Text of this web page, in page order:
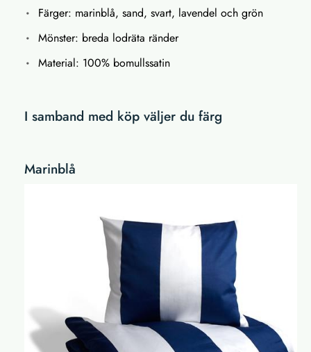
Färger: marinblå, sand, svart, lavendel och grön
Mönster: breda lodräta ränder
Material: 100% bomullssatin
I samband med köp väljer du färg
Marinblå